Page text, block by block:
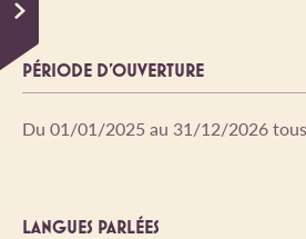
PÉRIODE D'OUVERTURE
Du 01/01/2025 au 31/12/2026
LANGUES PARLÉES